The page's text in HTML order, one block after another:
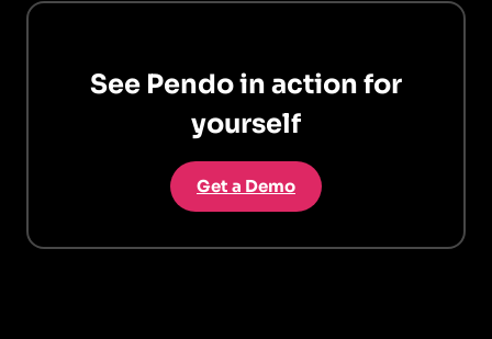
See Pendo in action for
yourself
Get a Demo